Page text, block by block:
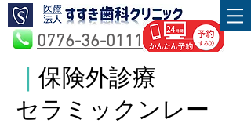
0776-36-0111
保険外診療
セラミックンレー